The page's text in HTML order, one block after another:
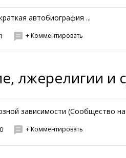
автобиография ...
+ Комментировать
лжерелигии и
зависимости (Сообщество
+ Комментировать